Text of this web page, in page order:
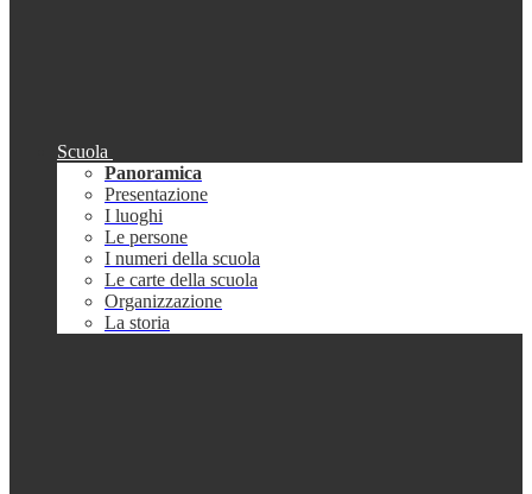
Scuola
Panoramica
Presentazione
I luoghi
Le persone
I numeri della scuola
Le carte della scuola
Organizzazione
La storia